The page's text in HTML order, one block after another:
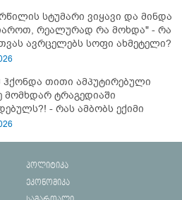
სტუმარი ვიყავი და მინდა
რეალურად რა მოხდა" - რა
ავრცელებს სოფი ახმეტელი?
თითი ამპუტირებული
მომხდარ ტრაგედიაში
- რას ამბობს ექიმი
პოლიტიკა
ეკონომიკა